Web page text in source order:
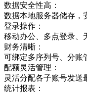
数据安全性高：
数据本地服务器储存，
登录操作：
移动办公、多点登录、
财务清晰：
可绑定多序列号、分账
配额灵活管理：
灵活分配各子账号发送
统计报表：